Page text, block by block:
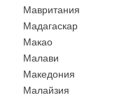
Мавритания
Мадагаскар
Макао
Малави
Македония
Малайзия